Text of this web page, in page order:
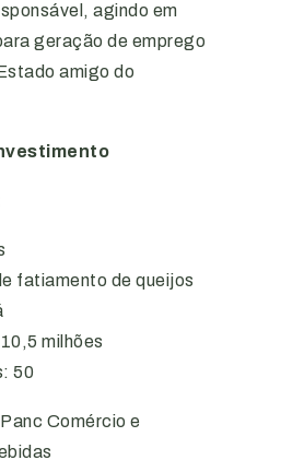
agindo em
geração de emprego
amigo do
fatiamento de queijos
milhões
50
Comércio e